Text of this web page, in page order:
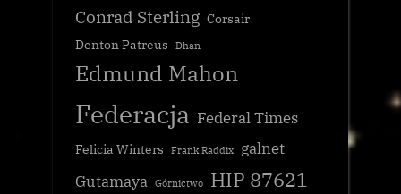
Conrad Sterling Corsair
Denton Patreus
Dhan
Edmund Mahon
Federacja Federal Times
Felicia Winters Frank Raddix
galnet
Gutamaya Górnictwo HIP 87621